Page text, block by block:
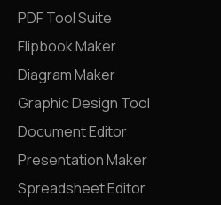
PDF Tool Suite
Flipbook Maker
Diagram Maker
Graphic Design Tool
Document Editor
Presentation Maker
Spreadsheet Editor